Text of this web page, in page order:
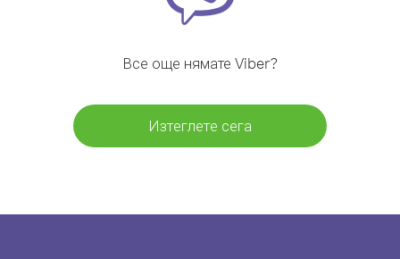
Все още нямате Viber?
Изтеглете сега